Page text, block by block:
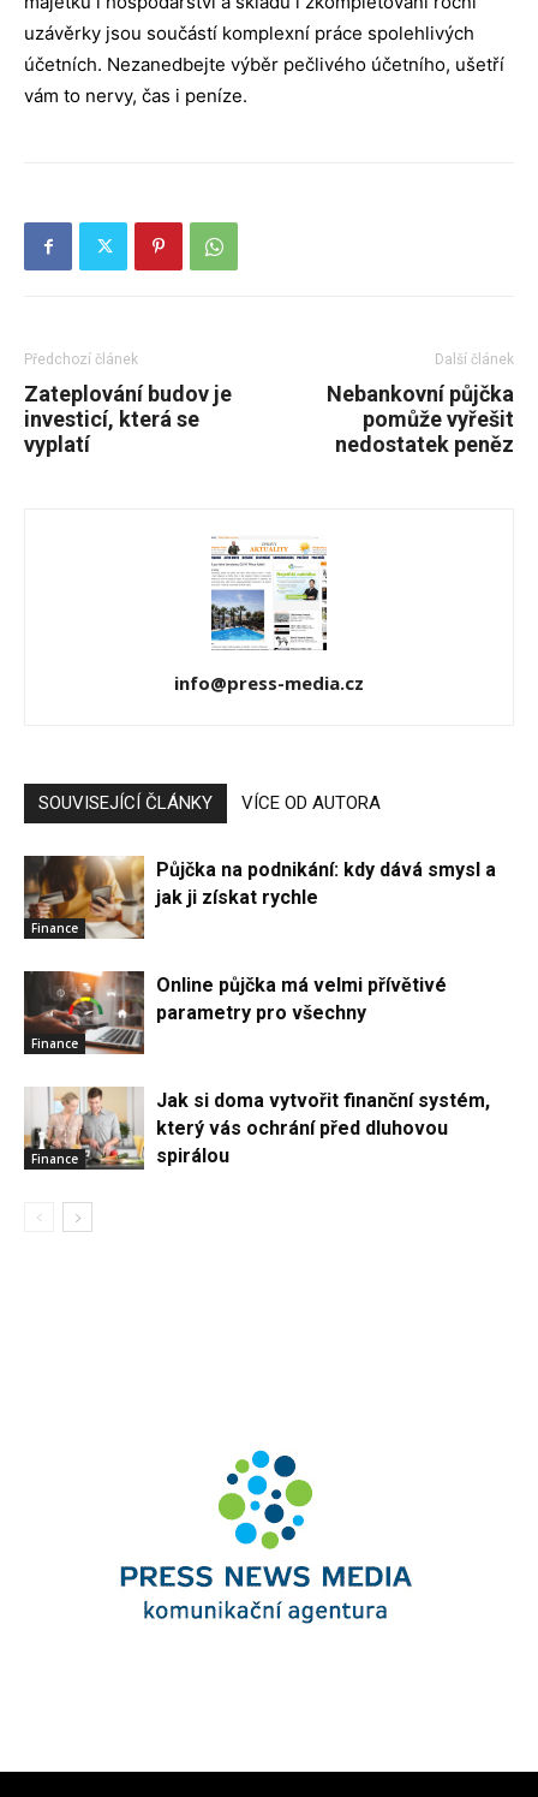
uzávěrky jsou součástí komplexní práce spolehlivých
účetních. Nezanedbejte výběr pečlivého účetního, ušetří
vám to nervy, čas i peníze.
Předchozí článek
Zateplování budov je
investicí, která se
vyplatí
Další článek
Nebankovní půjčka
pomůže vyřešit
nedostatek peněz
info@press-media.cz
SOUVISEJÍCÍ ČLÁNKY VÍCE OD AUTORA
Finance
Půjčka na podnikání: kdy dává smysl a
jak ji získat rychle
Finance
Online půjčka má velmi přívětivé
parametry pro všechny
Finance
Jak si doma vytvořit finanční systém,
který vás ochrání před dluhovou
spirálou